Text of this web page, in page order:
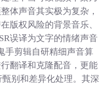
体声音其实极为复杂，
版权风险的背景音乐、
误译为文字的情绪声音
手剪辑自研精细声音算
翻译和克隆配音，更能
别和差异化处理。其深